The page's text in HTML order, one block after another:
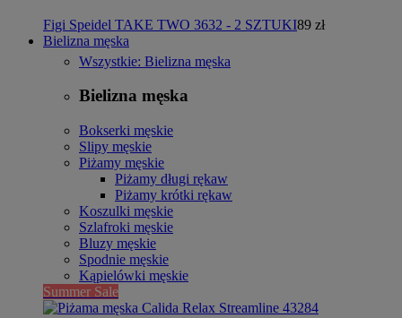
Figi Speidel TAKE TWO 3632 - 2 SZTUKI89 zł
Bielizna męska
Wszystkie: Bielizna męska
Bielizna męska
Bokserki męskie
Slipy męskie
Piżamy męskie
Piżamy długi rękaw
Piżamy krótki rękaw
Koszulki męskie
Szlafroki męskie
Bluzy męskie
Spodnie męskie
Kąpielówki męskie
Summer Sale